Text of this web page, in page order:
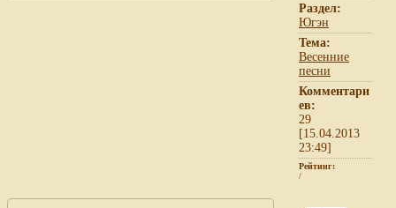
Раздел:
Югэн
Тема:
Весенние
песни
Комментари
ев:
29
[15.04.2013
23:49]
Рейтинг:
/